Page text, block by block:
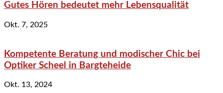
Gutes Hören bedeutet mehr Lebensqualität
Okt. 7, 2025
Kompetente Beratung und modischer Chic bei
Optiker Scheel in Bargteheide
Okt. 13, 2024